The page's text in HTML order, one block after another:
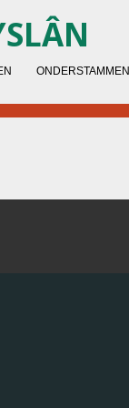
ONDERSTAMMEN